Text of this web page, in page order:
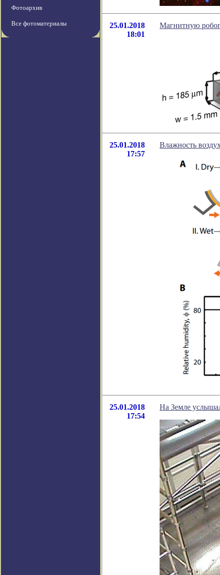
Фотоархив
Все фотоматериалы
25.01.2018
18:01
Магнитную
25.01.2018
17:57
Влажность
25.01.2018
17:54
На Земле